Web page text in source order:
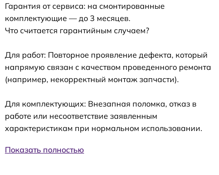
Гарантия от сервиса: на смонтированные
комплектующие — до 3 месяцев.
Что считается гарантийным случаем?
Для работ: Повторное проявление дефекта, который
напрямую связан с качеством проведенного ремонта
(например, некорректный монтаж запчасти).
Для комплектующих: Внезапная поломка, отказ в
работе или несоответствие заявленным
характеристикам при нормальном использовании.
Показать полностью